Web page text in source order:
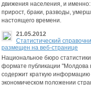
движения населения, и
прирост, браки, разводы,
настоящего времени.
21.05.2012
Cтатистический
размещен на веб-странице
Национальное бюро
формате публикации "Молдова
содержит краткую
экономическом положении